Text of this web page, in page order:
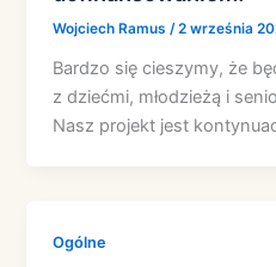
Wojciech Ramus/2 września
Bardzo się cieszymy, że
z dziećmi, młodzieżą i
Nasz projekt jest
Ogólne